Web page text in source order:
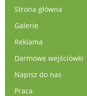
Strona główna
Galerie
Reklama
Darmowe wejściówki
Napisz do nas
Praca